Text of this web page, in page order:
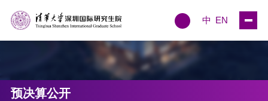
中 EN
预决算公开